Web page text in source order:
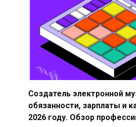
Создатель электронной
обязанности, зарплаты и
2026 году. Обзор